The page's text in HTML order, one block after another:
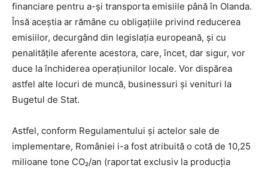
financiare pentru a-și transporta emisiile până în Olanda.
Însă aceștia ar rămâne cu obligațiile privind reducerea
emisiilor, decurgând din legislația europeană, și cu
penalitățile aferente acestora, care, încet, dar sigur, vor
duce la închiderea operațiunilor locale. Vor dispărea
astfel alte locuri de muncă, businessuri și venituri la
Bugetul de Stat.
Astfel, conform Regulamentului și actelor sale de
implementare, României i-a fost atribuită o cotă de 10,25
milioane tone CO₂/an (raportat exclusiv la producția